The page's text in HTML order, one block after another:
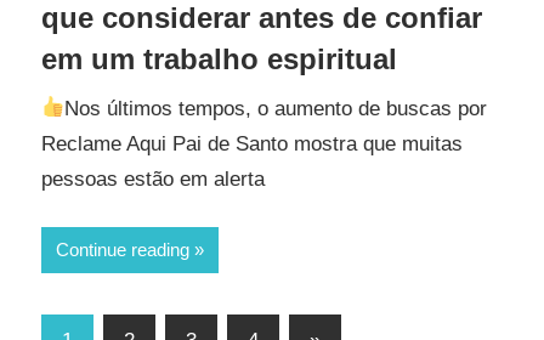
que considerar antes de confiar
em um trabalho espiritual
Nos últimos tempos, o aumento de buscas por
Reclame Aqui Pai de Santo mostra que muitas
pessoas estão em alerta
Continue reading